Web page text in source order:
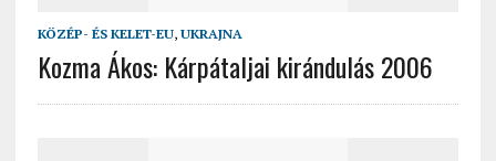
KÖZÉP- ÉS KELET-EU, UKRAJNA
Kozma Ákos: Kárpátaljai kirándulás 2006